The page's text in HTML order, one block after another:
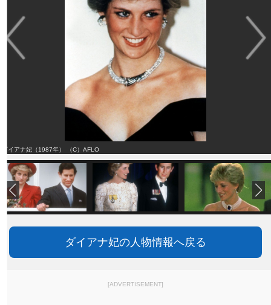
ダイアナ妃（1987年） （C）AFLO
ダイアナ妃の人物情報へ戻る
[ADVERTISEMENT]